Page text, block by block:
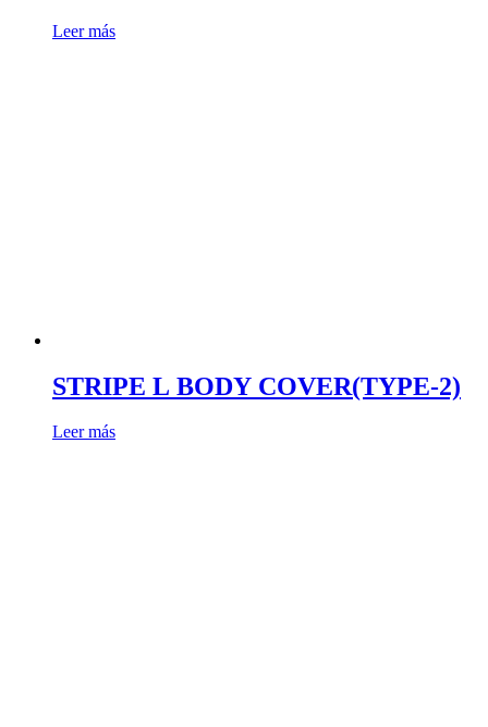
Leer más
STRIPE L BODY COVER(TYPE-2)
Leer más